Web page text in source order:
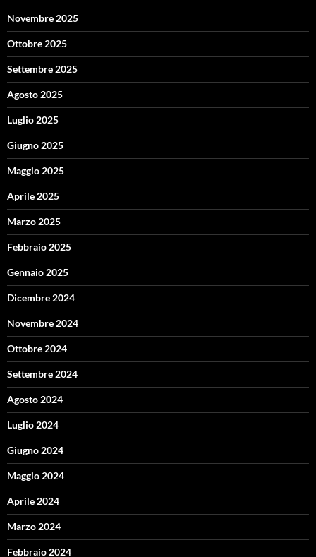
Novembre 2025
Ottobre 2025
Settembre 2025
Agosto 2025
Luglio 2025
Giugno 2025
Maggio 2025
Aprile 2025
Marzo 2025
Febbraio 2025
Gennaio 2025
Dicembre 2024
Novembre 2024
Ottobre 2024
Settembre 2024
Agosto 2024
Luglio 2024
Giugno 2024
Maggio 2024
Aprile 2024
Marzo 2024
Febbraio 2024